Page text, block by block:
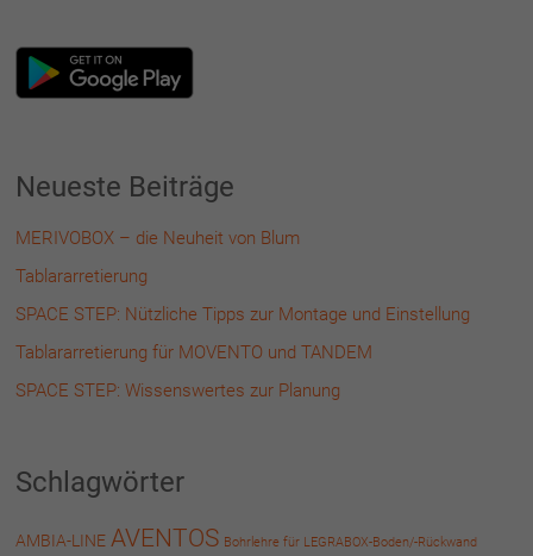
Neueste Beiträge
MERIVOBOX – die Neuheit von Blum
Tablararretierung
SPACE STEP: Nützliche Tipps zur Montage und Einstellung
Tablararretierung für MOVENTO und TANDEM
SPACE STEP: Wissenswertes zur Planung
Schlagwörter
AMBIA-LINE AVENTOS Bohrlehre für LEGRABOX-Boden/-Rückwand